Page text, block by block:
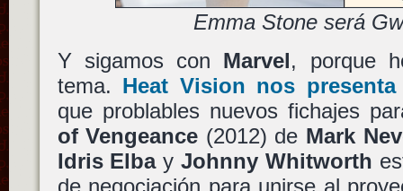
Emma Stone será
Y sigamos con Marvel, porque
tema. Heat Vision nos
que problables nuevos fichajes
of Vengeance (2012) de Mark
Idris ElbayJohnny Whitworth
de negociación para unirse al